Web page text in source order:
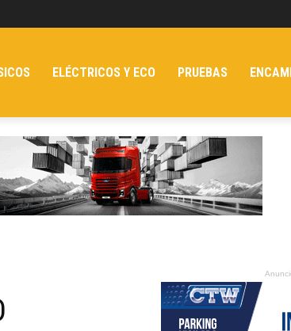
ELÉCTRICOS Y ECO PRUEBAS